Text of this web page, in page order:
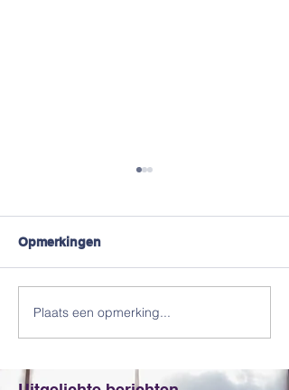
#Truikes !
Opmerkingen
Plaats een opmerking...